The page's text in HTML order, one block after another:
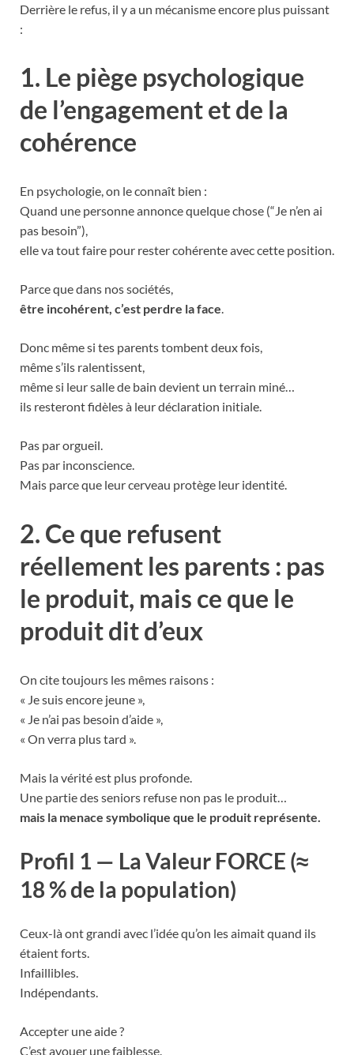
Derrière le refus, il y a un mécanisme encore plus puissant
:
1. Le piège psychologique
de l’engagement et de la
cohérence
En psychologie, on le connaît bien :
Quand une personne annonce quelque chose (“Je n’en ai
pas besoin”),
elle va tout faire pour rester cohérente avec cette position.
Parce que dans nos sociétés,
être incohérent, c’est perdre la face.
Donc même si tes parents tombent deux fois,
même s’ils ralentissent,
même si leur salle de bain devient un terrain miné…
ils resteront fidèles à leur déclaration initiale.
Pas par orgueil.
Pas par inconscience.
Mais parce que leur cerveau protège leur identité.
2. Ce que refusent
réellement les parents : pas
le produit, mais ce que le
produit dit d’eux
On cite toujours les mêmes raisons :
« Je suis encore jeune »,
« Je n’ai pas besoin d’aide »,
« On verra plus tard ».
Mais la vérité est plus profonde.
Une partie des seniors refuse non pas le produit…
mais la menace symbolique que le produit représente.
Profil 1 — La Valeur FORCE (≈
18 % de la population)
Ceux-là ont grandi avec l’idée qu’on les aimait quand ils
étaient forts.
Infaillibles.
Indépendants.
Accepter une aide ?
C’est avouer une faiblesse.